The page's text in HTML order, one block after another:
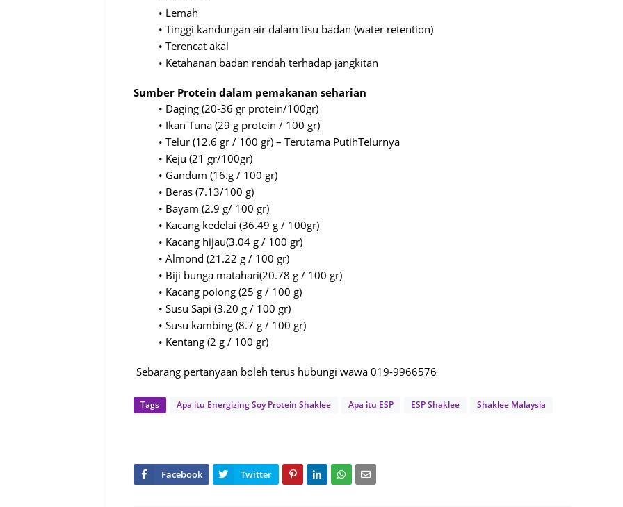
• Lemah
• Tinggi kandungan air dalam tisu badan (water retention)
• Terencat akal
• Ketahanan badan rendah terhadap jangkitan
Sumber Protein dalam pemakanan seharian
• Daging (20-36 gr protein/100gr)
• Ikan Tuna (29 g protein / 100 gr)
• Telur (12.6 gr / 100 gr) – Terutama PutihTelurnya
• Keju (21 gr/100gr)
• Gandum (16.g / 100 gr)
• Beras (7.13/100 g)
• Bayam (2.9 g/ 100 gr)
• Kacang kedelai (36.49 g / 100gr)
• Kacang hijau(3.04 g / 100 gr)
• Almond (21.22 g / 100 gr)
• Biji bunga matahari(20.78 g / 100 gr)
• Kacang polong (25 g / 100 g)
• Susu Sapi (3.20 g / 100 gr)
• Susu kambing (8.7 g / 100 gr)
• Kentang (2 g / 100 gr)
Sebarang pertanyaan boleh terus hubungi wawa 019-9966576
Tags Apa itu Energizing Soy Protein Shaklee Apa itu ESP ESP Shaklee Shaklee Malaysia